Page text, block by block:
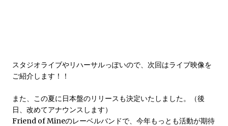
スタジオライブやリハーサルっぽいので、次回はライブ映像を
ご紹介します！！
また、この夏に日本盤のリリースも決定いたしました。（後
日、改めてアナウンスします）
Friend of Mineのレーベルバンドで、今年もっとも活動が期待